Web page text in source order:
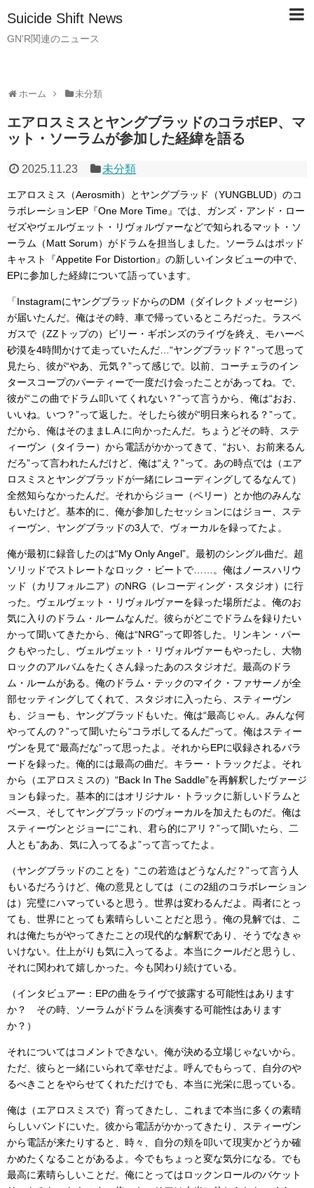
Suicide Shift News
GN'R関連のニュース
ホーム 未分類
エアロスミスとヤングブラッドのコラボEP、マ
ット・ソーラムが参加した経緯を語る
2025.11.23 未分類
エアロスミス（Aerosmith）とヤングブラッド（YUNGBLUD）のコ
ラボレーションEP『One More Time』では、ガンズ・アンド・ロー
ゼズやヴェルヴェット・リヴォルヴァーなどで知られるマット・ソ
ーラム（Matt Sorum）がドラムを担当しました。ソーラムはポッド
キャスト『Appetite For Distortion』の新しいインタビューの中で、
EPに参加した経緯について語っています。
「InstagramにヤングブラッドからのDM（ダイレクトメッセージ）
が届いたんだ。俺はその時、車で帰っているところだった。ラスベ
ガスで（ZZトップの）ビリー・ギボンズのライヴを終え、モハーベ
砂漠を4時間かけて走っていたんだ…“ヤングブラッド？”って思って
見たら、彼が“やあ、元気？”って感じで。以前、コーチェラのイン
タースコープのパーティーで一度だけ会ったことがあってね。で、
彼が“この曲でドラム叩いてくれない？”って言うから、俺は“おお、
いいね。いつ？”って返した。そしたら彼が“明日来られる？”って。
だから、俺はそのままL.A.に向かったんだ。ちょうどその時、ステ
ィーヴン（タイラー）から電話がかかってきて、“おい、お前来るん
だろ”って言われたんだけど、俺は“え？”って。あの時点では（エア
ロスミスとヤングブラッドが一緒にレコーディングしてるなんて）
全然知らなかったんだ。それからジョー（ペリー）とか他のみんな
もいたけど。基本的に、俺が参加したセッションにはジョー、ステ
ィーヴン、ヤングブラッドの3人で、ヴォーカルを録ってたよ。
俺が最初に録音したのは“My Only Angel”。最初のシングル曲だ。超
ソリッドでストレートなロック・ビートで……。俺はノースハリウ
ッド（カリフォルニア）のNRG（レコーディング・スタジオ）に行
った。ヴェルヴェット・リヴォルヴァーを録った場所だよ。俺のお
気に入りのドラム・ルームなんだ。彼らがどこでドラムを録りたい
かって聞いてきたから、俺は“NRG”って即答した。リンキン・パー
クもやったし、ヴェルヴェット・リヴォルヴァーもやったし、大物
ロックのアルバムをたくさん録ったあのスタジオだ。最高のドラ
ム・ルームがある。俺のドラム・テックのマイク・ファサーノが全
部セッティングしてくれて、スタジオに入ったら、スティーヴン
も、ジョーも、ヤングブラッドもいた。俺は“最高じゃん。みんな何
やってんの？”って聞いたら“コラボしてるんだ”って。俺はスティー
ヴンを見て“最高だな”って思ったよ。それからEPに収録されるバラ
ードを録った。俺的には最高の曲だ。キラー・トラックだよ。それ
から（エアロスミスの）“Back In The Saddle”を再解釈したヴァージ
ョンも録った。基本的にはオリジナル・トラックに新しいドラムと
ベース、そしてヤングブラッドのヴォーカルを加えたものだ。俺は
スティーヴンとジョーに“これ、君ら的にアリ？”って聞いたら、二
人とも“ああ、気に入ってるよ”って言ってたよ。
（ヤングブラッドのことを）“この若造はどうなんだ？”って言う人
もいるだろうけど、俺の意見としては（この2組のコラボレーション
は）完璧にハマっていると思う。世界は変わるんだよ。両者にとっ
ても、世界にとっても素晴らしいことだと思う。俺の見解では、こ
れは俺たちがやってきたことの現代的な解釈であり、そうでなきゃ
いけない。仕上がりも気に入ってるよ。本当にクールだと思うし、
それに関われて嬉しかった。今も関わり続けている。
（インタビュアー：EPの曲をライヴで披露する可能性はあります
か？ その時、ソーラムがドラムを演奏する可能性はあります
か？）
それについてはコメントできない。俺が決める立場じゃないから。
ただ、彼らと一緒にいられて幸せだよ。呼んでもらって、自分のや
るべきことをやらせてくれただけでも、本当に光栄に思っている。
俺は（エアロスミスで）育ってきたし、これまで本当に多くの素晴
らしいバンドにいた。彼から電話がかかってきたり、スティーヴン
から電話が来たりすると、時々、自分の頬を叩いて現実かどうか確
かめたくなることがあるよ。今でもちょっと変な気分になる。でも
最高に素晴らしいことだ。俺にとってはロックンロールのバケット